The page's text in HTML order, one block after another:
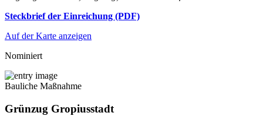
Steckbrief der Einreichung (PDF)
Auf der Karte anzeigen
Nominiert
Bauliche Maßnahme
Grünzug Gropiusstadt